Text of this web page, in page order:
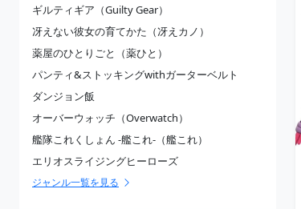
ギルティギア（Guilty Gear）
冴えない彼女の育てかた（冴えカノ）
薬屋のひとりごと（薬ひと）
パンティ&ストッキングwithガーターベルト
ダンジョン飯
オーバーウォッチ（Overwatch）
艦隊これくしょん -艦これ-（艦これ）
エリオスライジングヒーローズ
ジャンル一覧を見る